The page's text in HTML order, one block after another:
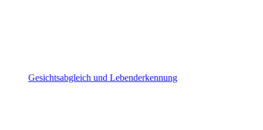
Gesichtsabgleich und Lebenderkennung